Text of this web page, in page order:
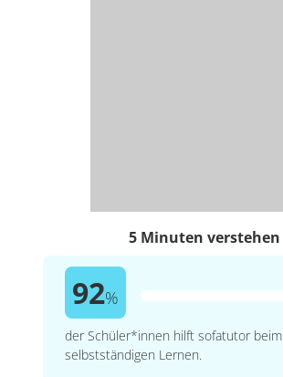
5 Minuten verstehen
92%
der Schüler*innen hilft sofatutor beim
selbstständigen Lernen.